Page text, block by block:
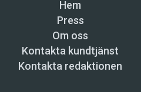
Hem
Press
Om oss
Kontakta kundtjänst
Kontakta redaktionen